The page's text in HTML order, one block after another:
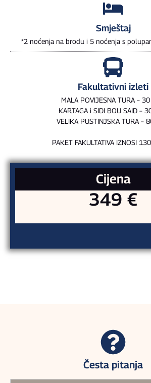
Smještaj
*2 noćenja na brodu i 5 noćenja s
Fakultativni izleti
MALA POVIJESNA TURA –
KARTAGA i SIDI BOU SAID –
VELIKA PUSTINJSKA TURA –
PAKET FAKULTATIVA IZNOSI
Cijena
349 €
Česta pitanja